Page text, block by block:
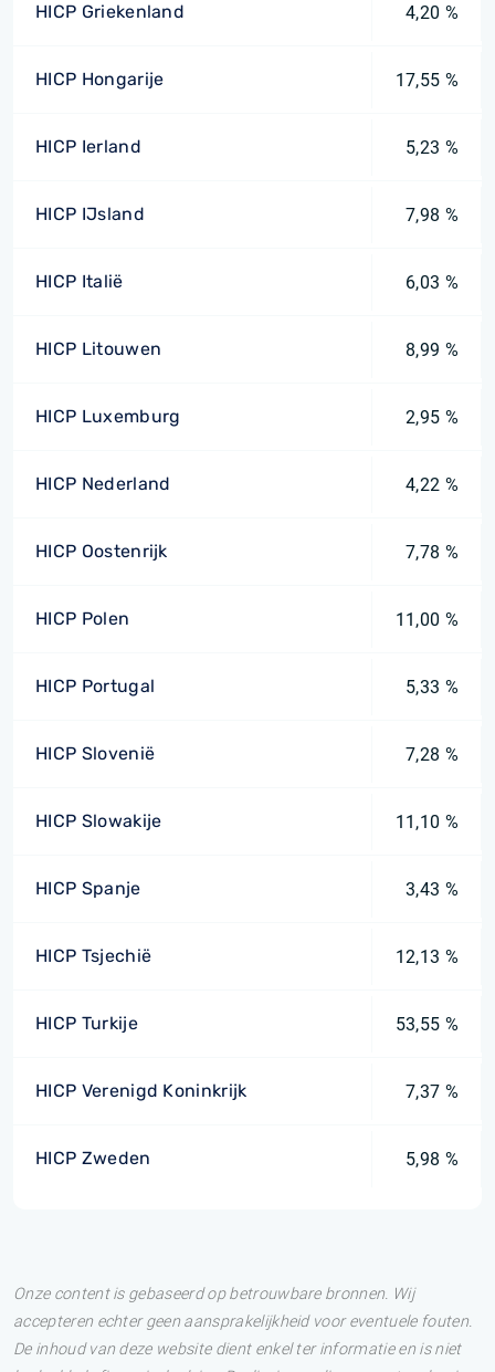
HICP Griekenland 4,20 %
HICP Hongarije 17,55 %
HICP Ierland 5,23 %
HICP IJsland 7,98 %
HICP Italië 6,03 %
HICP Litouwen 8,99 %
HICP Luxemburg 2,95 %
HICP Nederland 4,22 %
HICP Oostenrijk 7,78 %
HICP Polen 11,00 %
HICP Portugal 5,33 %
HICP Slovenië 7,28 %
HICP Slowakije 11,10 %
HICP Spanje 3,43 %
HICP Tsjechië 12,13 %
HICP Turkije 53,55 %
HICP Verenigd Koninkrijk 7,37 %
HICP Zweden 5,98 %
Onze content is gebaseerd op betrouwbare bronnen. Wij
accepteren echter geen aansprakelijkheid voor eventuele fouten.
De inhoud van deze website dient enkel ter informatie en is niet